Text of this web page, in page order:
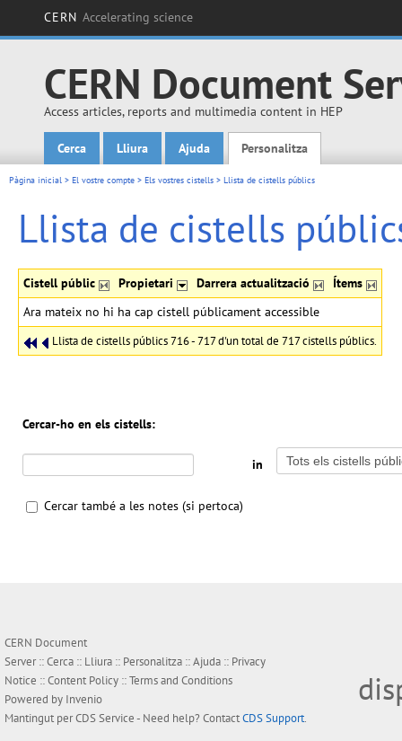
CERN Accelerating science
CERN Document
Access articles, reports and multimedia content in HEP
Main menu
Cerca Lliura Ajuda Personalitza
Pàgina inicial > El vostre compte > Els vostres cistells > Llista de cistells públics
Llista de cistells
Cistell públic Propietari Darrera actualització Ítems
Llista de cistells públics 716 - 717 d'un total de 717 cistells públics.
Ara mateix no hi ha cap cistell públicament accessible
Cercar-ho en els cistells:
in
Cercar també a les notes (si pertoca)
CERN Document
Server ::Cerca :: Lliura :: Personalitza ::Ajuda :: Privacy
Notice ::Content Policy ::Terms and Conditions
Powered by Invenio
Mantingut perCDS Service- Need help? ContactCDS Support.